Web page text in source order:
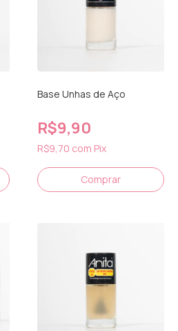
Base Unhas de Aço
R$9,90
R$9,70 com Pix